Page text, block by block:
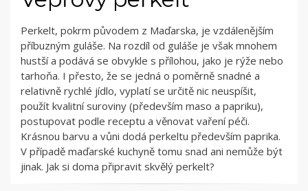
Perkelt, pokrm původem z Maďarska, je vzdálenějším
příbuzným guláše. Na rozdíl od guláše je však mnohem
hustší a podává se obvykle s přílohou, jako je rýže nebo
tarhoňa. I přesto, že se jedná o poměrně snadné a
relativně rychlé jídlo, vyplatí se určitě nic neuspíšit,
použít kvalitní suroviny (především maso a papriku),
postupovat podle receptu a věnovat vaření péči.
Krásnou barvu a vůni dodá perkeltu především paprika.
V případě maďarské kuchyně tomu snad ani nemůže být
jinak. Jak si doma připravit skvělý perkelt?